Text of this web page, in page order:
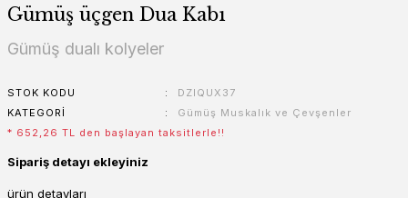
Gümüş üçgen Dua Kabı
Gümüş dualı kolyeler
STOK KODU
DZIQUX37
KATEGORI
Gümüş Muskalık ve Çevşenler
* 652,26 TL den başlayan taksitlerle!!
Sipariş detayı ekleyiniz
ürün detayları